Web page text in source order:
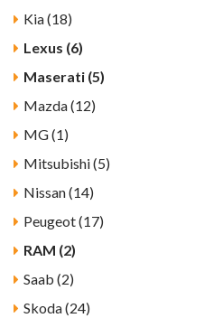
Kia (18)
Lexus (6)
Maserati (5)
Mazda (12)
MG (1)
Mitsubishi (5)
Nissan (14)
Peugeot (17)
RAM (2)
Saab (2)
Skoda (24)